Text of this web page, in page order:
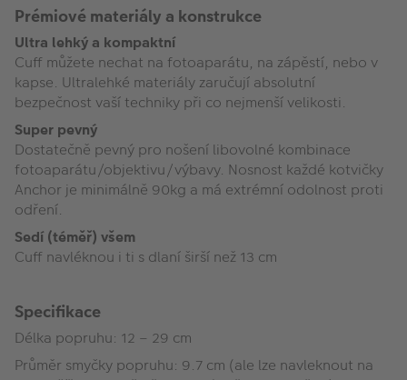
Prémiové materiály a konstrukce
Ultra lehký a kompaktní
Cuff můžete nechat na fotoaparátu, na zápěstí, nebo v
kapse. Ultralehké materiály zaručují absolutní
bezpečnost vaší techniky při co nejmenší velikosti.
Super pevný
Dostatečně pevný pro nošení libovolné kombinace
fotoaparátu/objektivu/výbavy. Nosnost každé kotvičky
Anchor je minimálně 90kg a má extrémní odolnost proti
odření.
Sedí (téměř) všem
Cuff navléknou i ti s dlaní širší než 13 cm
Specifikace
Délka popruhu: 12 – 29 cm
Průměr smyčky popruhu: 9.7 cm (ale lze navleknout na